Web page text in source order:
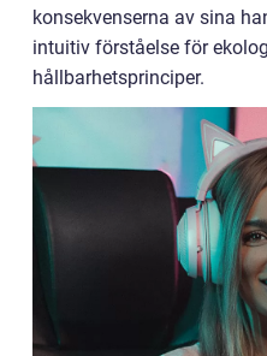
konsekvenserna av sina
intuitiv förståelse för
hållbarhetsprinciper.